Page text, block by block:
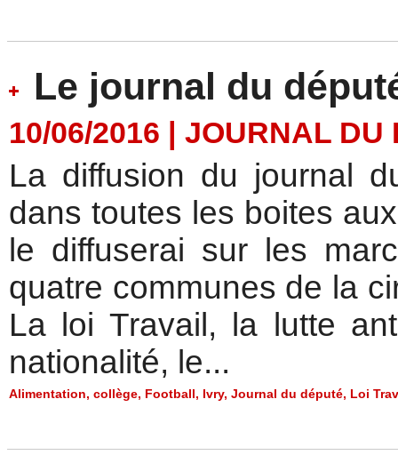
Le journal du
10/06/2016 | JOURNAL DU
La diffusion du journal
dans toutes les boites
le diffuserai sur les
quatre communes de la
La loi Travail, la lutte
nationalité, le...
Alimentation, collège, Football, Ivry, Journal du député, Loi